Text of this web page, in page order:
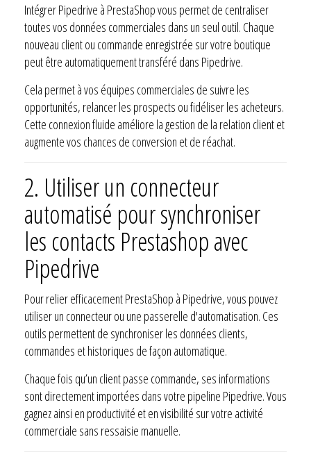
Intégrer Pipedrive à PrestaShop vous permet de centraliser
toutes vos données commerciales dans un seul outil. Chaque
nouveau client ou commande enregistrée sur votre boutique
peut être automatiquement transféré dans Pipedrive.
Cela permet à vos équipes commerciales de suivre les
opportunités, relancer les prospects ou fidéliser les acheteurs.
Cette connexion fluide améliore la gestion de la relation client et
augmente vos chances de conversion et de réachat.
2. Utiliser un connecteur
automatisé pour synchroniser
les contacts Prestashop avec
Pipedrive
Pour relier efficacement PrestaShop à Pipedrive, vous pouvez
utiliser un connecteur ou une passerelle d'automatisation. Ces
outils permettent de synchroniser les données clients,
commandes et historiques de façon automatique.
Chaque fois qu’un client passe commande, ses informations
sont directement importées dans votre pipeline Pipedrive. Vous
gagnez ainsi en productivité et en visibilité sur votre activité
commerciale sans ressaisie manuelle.